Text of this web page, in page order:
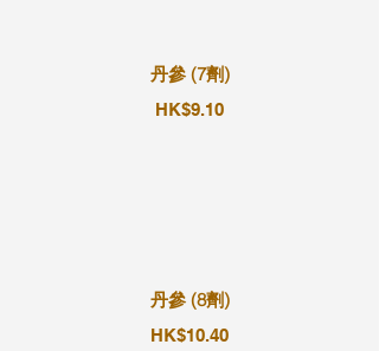
丹參 (7劑)
HK$9.10
丹參 (8劑)
HK$10.40